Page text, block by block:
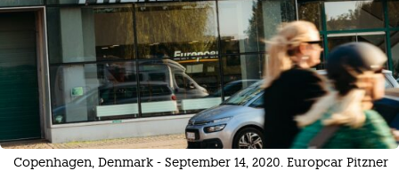
Copenhagen, Denmark - September 14, 2020. Europcar Pitzner